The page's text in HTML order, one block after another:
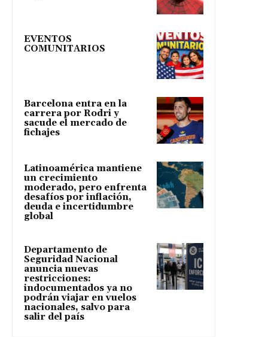
EVENTOS
COMUNITARIOS
Barcelona entra en la
carrera por Rodri y
sacude el mercado de
fichajes
Latinoamérica mantiene
un crecimiento
moderado, pero enfrenta
desafíos por inflación,
deuda e incertidumbre
global
Departamento de
Seguridad Nacional
anuncia nuevas
restricciones:
indocumentados ya no
podrán viajar en vuelos
nacionales, salvo para
salir del país